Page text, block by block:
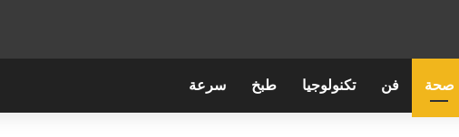
صحة فن تكنولوجيا طبخ سرعة